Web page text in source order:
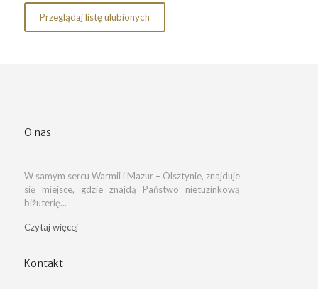
Przeglądaj listę ulubionych
O nas
W samym sercu Warmii i Mazur – Olsztynie, znajduje
się miejsce, gdzie znajdą Państwo nietuzinkową
biżuterię...
Czytaj więcej
Kontakt